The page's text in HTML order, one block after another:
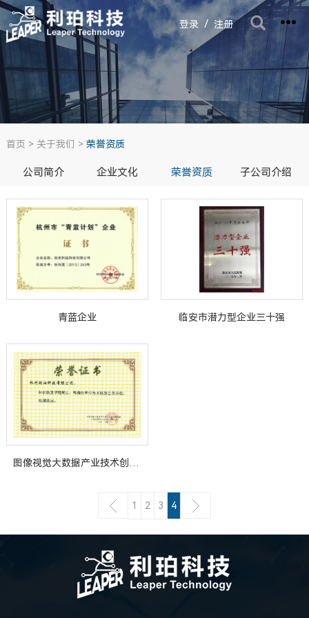
登录 / 注册
首页 > 关于我们 > 荣誉资质
公司简介 企业文化 荣誉资质 子公司介绍
青蓝企业 临安市潜力型企业三十强
1 2 3 4